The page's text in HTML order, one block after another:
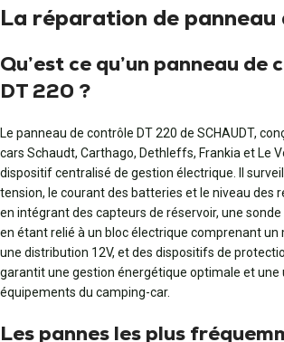
La réparation de
Qu’est ce qu’un panneau de
DT 220 ?
Le panneau de contrôle DT 220 de SCHAUDT,
cars Schaudt, Carthago, Dethleffs, Frankia et Le
dispositif centralisé de gestion électrique. Il
tension, le courant des batteries et le niveau des
en intégrant des capteurs de réservoir, une
en étant relié à un bloc électrique comprenant un
une distribution 12V, et des dispositifs de
garantit une gestion énergétique optimale et une
équipements du camping-car.
Les pannes les plus